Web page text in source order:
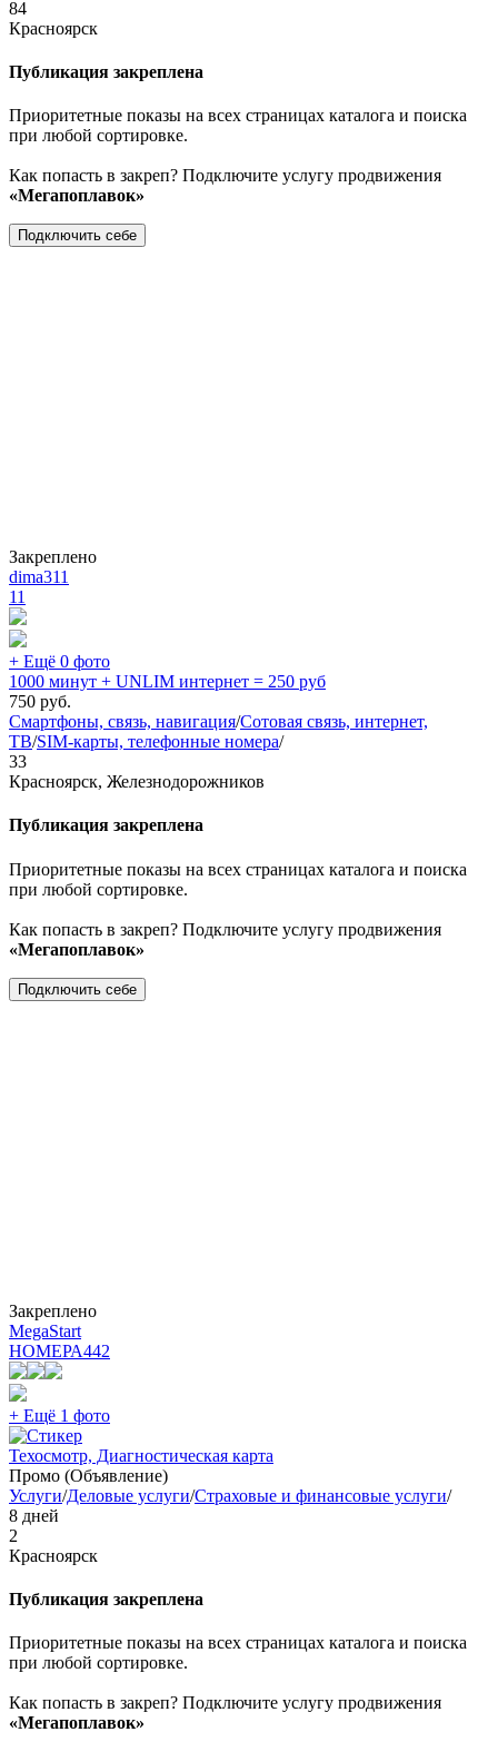
84
Красноярск
Публикация закреплена
Приоритетные показы на всех страницах каталога и поиска
при любой сортировке.
Как попасть в закреп? Подключите услугу продвижения
«Мегапоплавок»
Подключить себе
Закреплено
dima311
11
+ Ещё 0 фото
1000 минут + UNLIM интернет = 250 руб
750 руб.
Смартфоны, связь, навигация/Сотовая связь, интернет,
ТВ/SIM-карты, телефонные номера/
33
Красноярск, Железнодорожников
Публикация закреплена
Приоритетные показы на всех страницах каталога и поиска
при любой сортировке.
Как попасть в закреп? Подключите услугу продвижения
«Мегапоплавок»
Подключить себе
Закреплено
MegaStart
НОМЕРА442
+ Ещё 1 фото
Техосмотр, Диагностическая карта
Промо (Объявление)
Услуги/Деловые услуги/Страховые и финансовые услуги/
8 дней
2
Красноярск
Публикация закреплена
Приоритетные показы на всех страницах каталога и поиска
при любой сортировке.
Как попасть в закреп? Подключите услугу продвижения
«Мегапоплавок»